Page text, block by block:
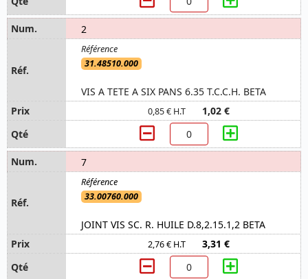
2
31.48510.000
VIS A TETE A SIX PANS 6.35 T.C.C.H. BETA
0,85 € H.T 1,02 €
7
33.00760.000
JOINT VIS SC. R. HUILE D.8,2.15.1,2 BETA
2,76 € H.T 3,31 €